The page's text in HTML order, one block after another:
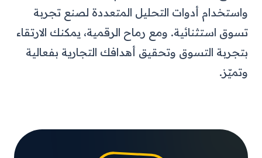
واستخدام أدوات التحليل المتعددة لصنع تجربة
تسوق استثنائية. ومع رماح الرقمية، يمكنك الارتقاء
بتجربة التسوق وتحقيق أهدافك التجارية بفعالية
وتميّز.